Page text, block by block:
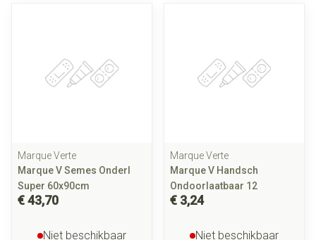
Marque Verte
Marque V Semes Onderl
Super 60x90cm
€ 43,70
Niet beschikbaar
Marque Verte
Marque V Handsch
Ondoorlaatbaar 12
€ 3,24
Niet beschikbaar